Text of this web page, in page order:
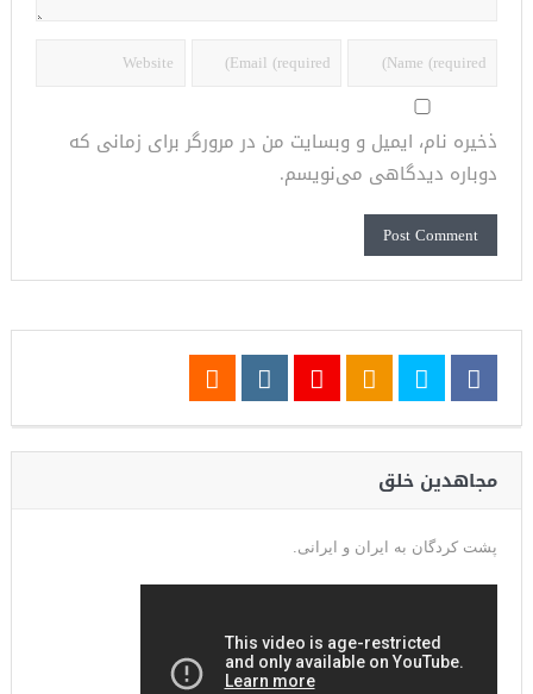
ذخیره نام، ایمیل و وبسایت من در مرورگر برای زمانی که
دوباره دیدگاهی می‌نویسم.
مجاهدین خلق
پشت کردگان به ایران و ایرانی.